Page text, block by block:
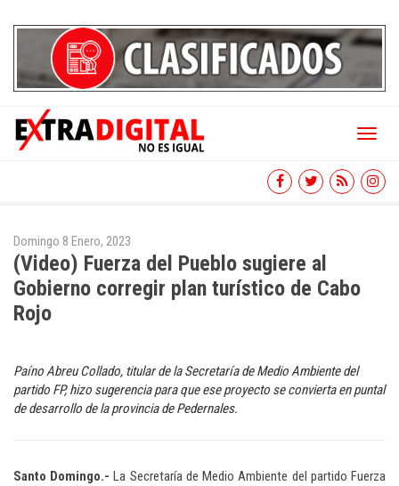
Toggle
Domingo 8 Enero, 2023
(Video) Fuerza del Pueblo sugiere al
Gobierno corregir plan turístico de Cabo
Rojo
Paíno Abreu Collado, titular de la Secretaría de Medio Ambiente del
partido FP, hizo sugerencia para que ese proyecto se convierta en puntal
de desarrollo de la provincia de Pedernales.
Santo Domingo.- La Secretaría de Medio Ambiente del partido Fuerza